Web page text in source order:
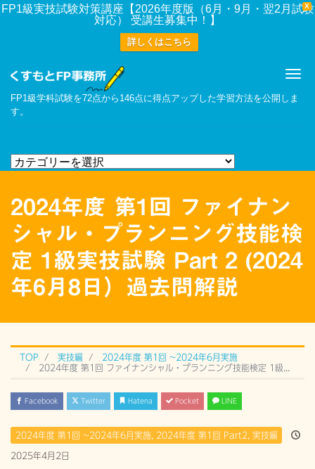
X
FP1級実技試験対策講座【2026年度版（6月・9月・翌2月試験
対応） 受講生募集中！】
詳しくはこちら
FP1級学科試験を72点から146点に得点アップした学習方法を公開しま
す。
2024年度 第1回 ファイナン
シャル・プランニング技能検
定 1級実技試験 Part 2 (2024
年6月8日）過去問解説
TOP 実技編
2024年度 第1回 ~2024年6月実施
Facebook Twitter Hatena Pocket LINE
2024年度 第1回 ~2024年6月実施, 2024年度 第1回 Part2, 実技編
2025年4月2日